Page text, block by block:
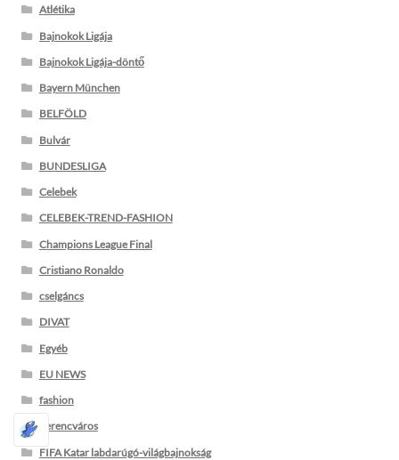
Atlétika
Bajnokok Ligája
Bajnokok Ligája-döntő
Bayern München
BELFÖLD
Bulvár
BUNDESLIGA
Celebek
CELEBEK-TREND-FASHION
Champions League Final
Cristiano Ronaldo
cselgáncs
DIVAT
Egyéb
EU NEWS
fashion
Ferencváros
FIFA Katar labdarúgó-világbajnokság